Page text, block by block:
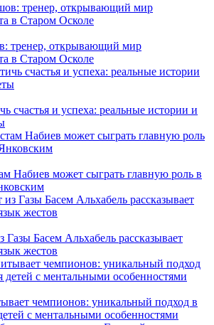
тренер, открывающий мир
в Старом Осколе
счастья и успеха: реальные истории и
Набиев может сыграть главную роль в
Газы Басем Альхабель рассказывает
жестов
чемпионов: уникальный подход в
с ментальными особенностями